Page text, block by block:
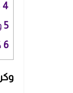
4
5
6